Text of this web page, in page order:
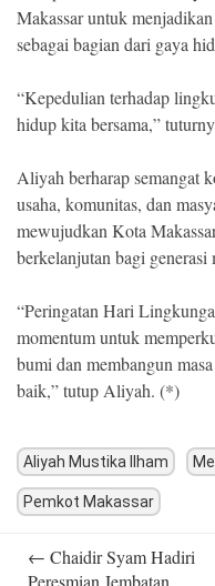
Makassar untuk
sebagai bagian dari gaya
“Kepedulian terhadap
hidup kita bersama,”
Aliyah berharap semangat
usaha, komunitas, dan
mewujudkan Kota
berkelanjutan bagi generasi
“Peringatan Hari
momentum untuk
bumi dan membangun
baik,” tutup Aliyah. (*)
Aliyah Mustika Ilham
Pemkot Makassar
navigation
← Chaidir Syam Hadiri
Peresmian Jembatan